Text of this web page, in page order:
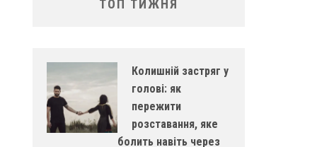
ТОП ТИЖНЯ
Колишній застряг у
голові: як
пережити
розставання, яке
болить навіть через